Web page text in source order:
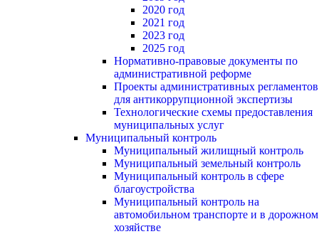
2020 год
2021 год
2023 год
2025 год
Нормативно-правовые документы по
административной реформе
Проекты административных регламентов
для антикоррупционной экспертизы
Технологические схемы предоставления
муниципальных услуг
Муниципальный контроль
Муниципальный жилищный контроль
Муниципальный земельный контроль
Муниципальный контроль в сфере
благоустройства
Муниципальный контроль на
автомобильном транспорте и в дорожном
хозяйстве